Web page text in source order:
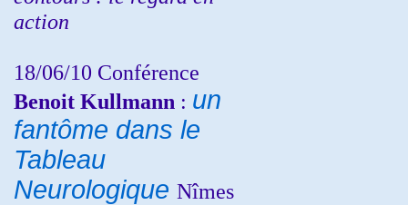
action
18/06/10 Conférence
Benoit Kullmann : un
fantôme dans le
Tableau
Neurologique Nîmes